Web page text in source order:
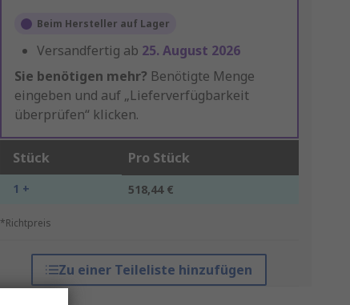
Beim Hersteller auf Lager
Versandfertig ab 25. August 2026
Sie benötigen mehr? Benötigte Menge
eingeben und auf „Lieferverfügbarkeit
überprüfen“ klicken.
Stück Pro Stück
1 + 518,44 €
*Richtpreis
Zu einer Teileliste hinzufügen